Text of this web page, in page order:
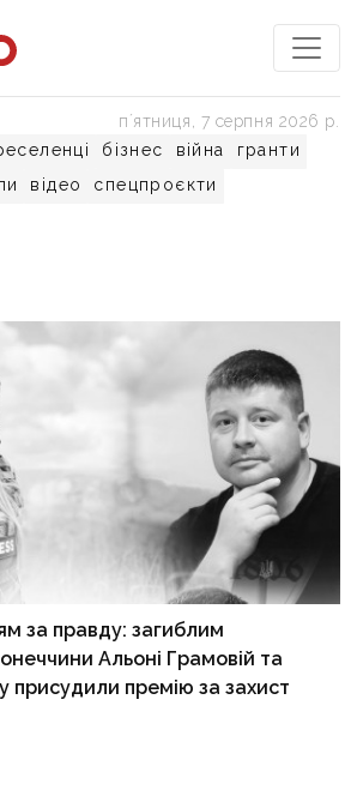
бізнес війна
гранти
відео спецпроєкти
пʼятниця, 7 серпня 2026 р.
за правду: загиблим
Альоні Грамовій та
присудили премію за захист